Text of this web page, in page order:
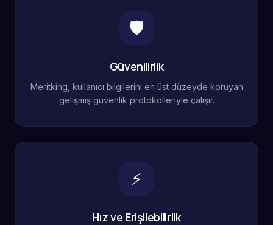
🛡️
Güvenilirlik
Meritking, kullanıcı bilgilerini en üst düzeyde koruyan
gelişmiş güvenlik protokolleriyle çalışır.
⚡
Hız ve Erişilebilirlik